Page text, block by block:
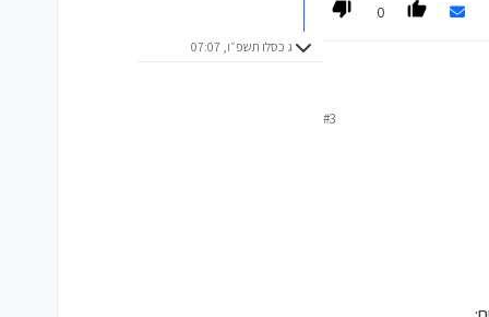
0
#3
ג כסלו תשפ״ו, 07:07